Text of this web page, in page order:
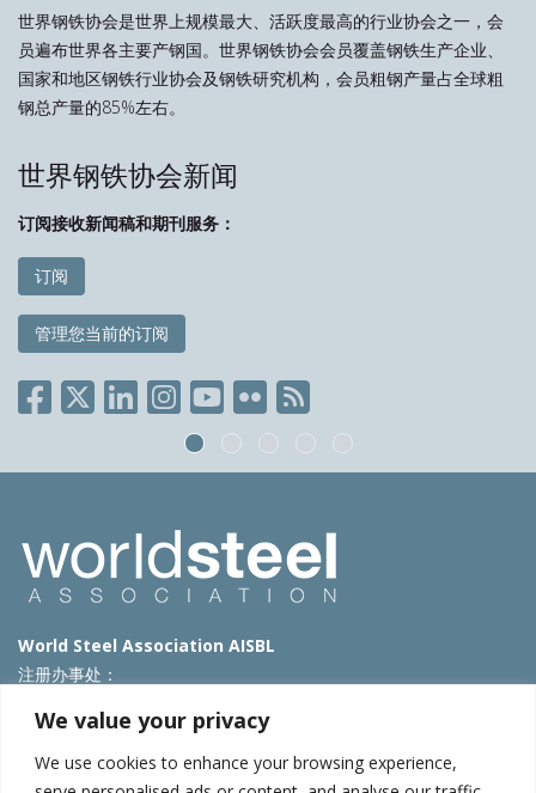
We value your privacy
We use cookies to enhance your browsing experience,
世界钢铁协会是世界上规模最大、活跃度最高的行业协会之一，会
员遍布世界各主要产钢国。世界钢铁协会会员覆盖钢铁生产企业、
国家和地区钢铁行业协会及钢铁研究机构，会员粗钢产量占全球粗
钢总产量的85%左右。
世界钢铁协会新闻
订阅接收新闻稿和期刊服务：
订阅
管理您当前的订阅
World Steel Association AISBL
注册办事处：
T: +32 2 702 89 00 – E:steel@worldsteel.org